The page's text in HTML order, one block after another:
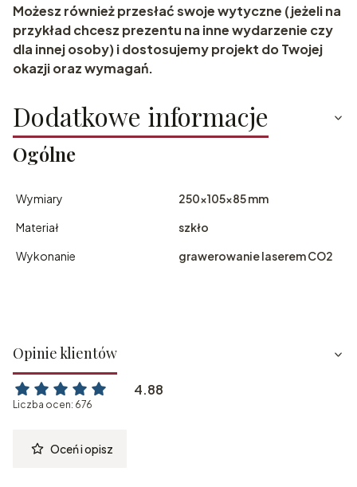
Możesz również przesłać swoje wytyczne (jeżeli na
przykład chcesz prezentu na inne wydarzenie czy
dla innej osoby) i dostosujemy projekt do Twojej
okazji oraz wymagań.
Dodatkowe informacje
Ogólne
Wymiary
250x105x85 mm
Materiał
szkło
Wykonanie
grawerowanie laserem CO2
Opinie klientów
4.88
Liczba ocen: 676
Oceń i opisz